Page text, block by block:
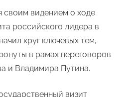
своим видением о ходе
российского лидера в
круг ключевых тем,
в рамах переговоров
и Владимира Путина.
визит